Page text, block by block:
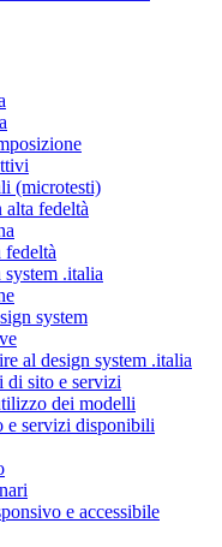
(microtesti)
alta fedeltà
.italia
system
al design system .italia
di sito e servizi
dei modelli
e servizi disponibili
e accessibile